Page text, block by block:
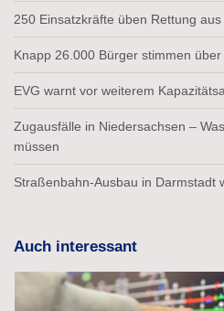
250 Einsatzkräfte üben Rettung
Knapp 26.000 Bürger stimmen
EVG warnt vor weiterem
Zugausfälle in Niedersachsen –
müssen
Straßenbahn-Ausbau in Darmstadt
Auch interessant